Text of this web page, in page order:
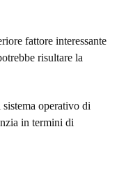
fattore interessante
risultare la
operativo di
in termini di